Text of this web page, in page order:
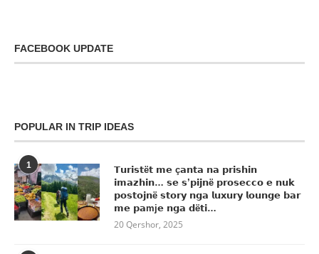
FACEBOOK UPDATE
POPULAR IN TRIP IDEAS
1
𝗧𝘂𝗿𝗶𝘀𝘁ë𝘁 𝗺𝗲 ç𝗮𝗻𝘁𝗮 𝗻𝗮 𝗽𝗿𝗶𝘀𝗵𝗶𝗻
𝗶𝗺𝗮𝘇𝗵𝗶𝗻… 𝘀𝗲 𝘀’𝗽𝗶𝗷𝗻ë 𝗽𝗿𝗼𝘀𝗲𝗰𝗰𝗼 𝗲 𝗻𝘂𝗸
𝗽𝗼𝘀𝘁𝗼𝗷𝗻ë 𝘀𝘁𝗼𝗿𝘆 𝗻𝗴𝗮 𝗹𝘂𝘅𝘂𝗿𝘆 𝗹𝗼𝘂𝗻𝗴𝗲 𝗯𝗮𝗿
𝗺𝗲 𝗽𝗮mj𝗲 𝗻𝗴𝗮 𝗱ë𝘁𝗶…
20 Qershor, 2025